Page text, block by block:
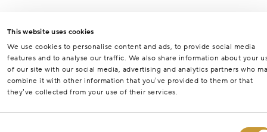
This website uses cookies
We use cookies to personalise content and ads, to provide social media
features and to analyse our traffic. We also share information about your
of our site with our social media, advertising and analytics partners who
combine it with other information that you’ve provided to them or that
they’ve collected from your use of their services.